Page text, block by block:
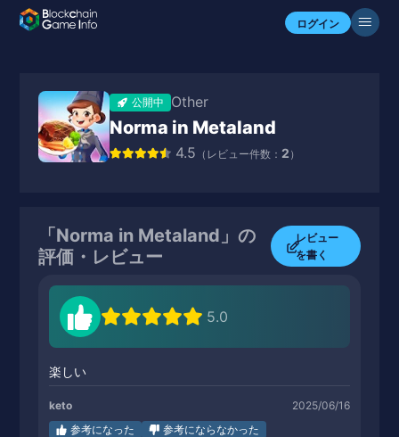
ログイン
公開中 Other
Norma in Metaland
4.5 （レビュー件数： 2 ）
「Norma in Metaland」の
評価・レビュー
レビュー
を書く
5.0
楽しい
keto
2025/06/16
参考になった
参考にならなかった